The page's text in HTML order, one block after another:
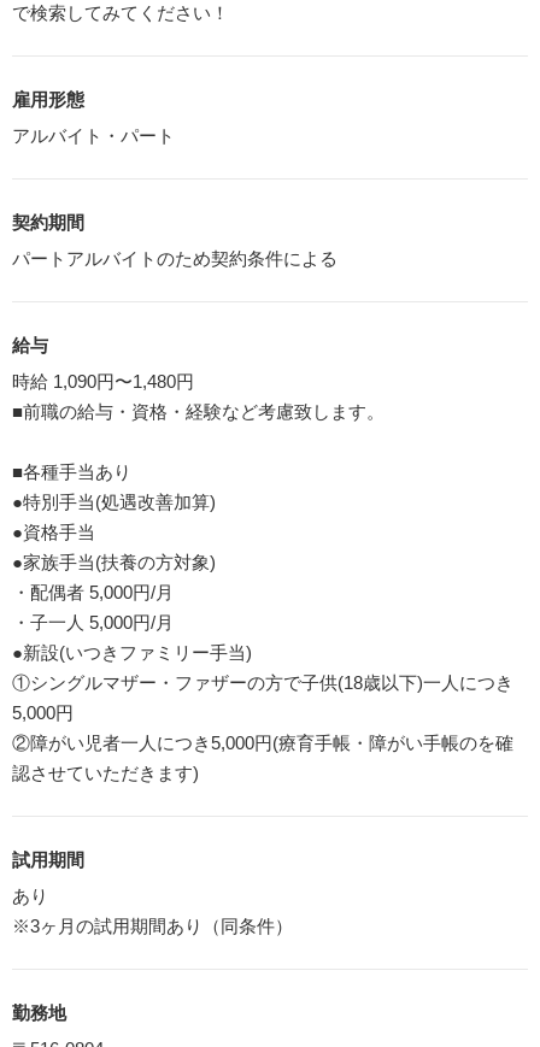
で検索してみてください！
雇用形態
アルバイト・パート
契約期間
パートアルバイトのため契約条件による
給与
時給 1,090円〜1,480円
■前職の給与・資格・経験など考慮致します。
■各種手当あり
●特別手当(処遇改善加算)
●資格手当
●家族手当(扶養の方対象)
・配偶者 5,000円/月
・子一人 5,000円/月
●新設(いつきファミリー手当)
①シングルマザー・ファザーの方で子供(18歳以下)一人につき
5,000円
②障がい児者一人につき5,000円(療育手帳・障がい手帳のを確
認させていただきます)
試用期間
あり
※3ヶ月の試用期間あり（同条件）
勤務地